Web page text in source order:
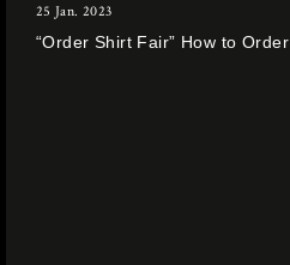
25 Jan. 2023
“Order Shirt Fair” How to Order